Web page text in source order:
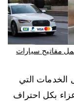
98080146‬ نسخ وعمل مفاتيح سيارات
الخدمات التي
بكل احتراف